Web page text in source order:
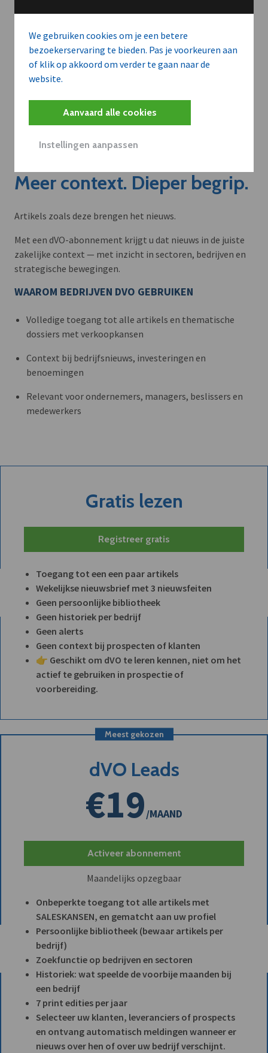
We gebruiken cookies om je een betere
bezoekerservaring te bieden. Pas je voorkeuren aan
of klik op akkoord om verder te gaan naar de
website.
Aanvaard alle cookies
Instellingen aanpassen
Meer context. Dieper begrip.
Artikels zoals deze brengen het nieuws.
Met een dVO-abonnement krijgt u dat nieuws in de juiste
zakelijke context — met inzicht in sectoren, bedrijven en
strategische bewegingen.
WAAROM BEDRIJVEN DVO GEBRUIKEN
Volledige toegang tot alle artikels en thematische
dossiers met verkoopkansen
Context bij bedrijfsnieuws, investeringen en
benoemingen
Relevant voor ondernemers, managers, beslissers en
medewerkers
Gratis lezen
Registreer gratis
Toegang tot een een paar artikels
Wekelijkse nieuwsbrief met 3 nieuwsfeiten
Geen persoonlijke bibliotheek
Geen historiek per bedrijf
Geen alerts
Geen context bij prospecten of klanten
👉 Geschikt om dVO te leren kennen, niet om het
actief te gebruiken in prospectie of
voorbereiding.
Meest gekozen
dVO Leads
€19/MAAND
Activeer abonnement
Maandelijks opzegbaar
Onbeperkte toegang tot alle artikels met
SALESKANSEN, en gematcht aan uw profiel
Persoonlijke bibliotheek (bewaar artikels per
bedrijf)
Zoekfunctie op bedrijven en sectoren
Historiek: wat speelde de voorbije maanden bij
een bedrijf
7 print edities per jaar
Selecteer uw klanten, leveranciers of prospects
en ontvang automatisch meldingen wanneer er
nieuws over hen of over uw bedrijf verschijnt.